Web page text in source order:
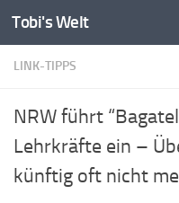
Zum Inhalt springen
Tobi's Welt
LINK-TIPPS
NRW führt
Lehrkräfte ein –
künftig oft nicht